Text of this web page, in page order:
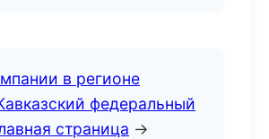
в регионе
федеральный
страница →